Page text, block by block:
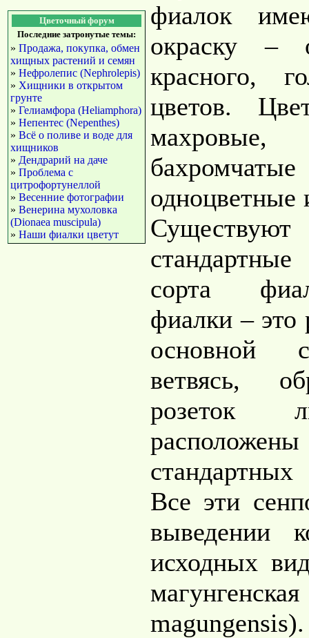
Цветочный форум
Последние затронутые темы:
» Продажа, покупка, обмен
хищных растений и семян
» Нефролепис (Nephrolepis)
» Хищники в открытом
грунте
» Гелиамфора (Heliamphora)
» Непентес (Nepenthes)
» Всё о поливе и воде для
хищников
» Дендрарий на даче
» Проблема с
цитрофортунеллой
» Весенние фотографии
» Венерина мухоловка
(Dionaea muscipula)
» Наши фиалки цветут
фиалок
окраску –
красного,
цветов.
одноцветные
сорта
фиалки –
основной
ветвясь,
розеток
Все эти
выведении
исходных